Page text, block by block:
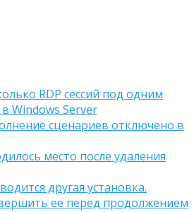
RDP сессий под одним
Windows Server
сценариев отключено в
место после удаления
другая установка.
ее перед продолжением